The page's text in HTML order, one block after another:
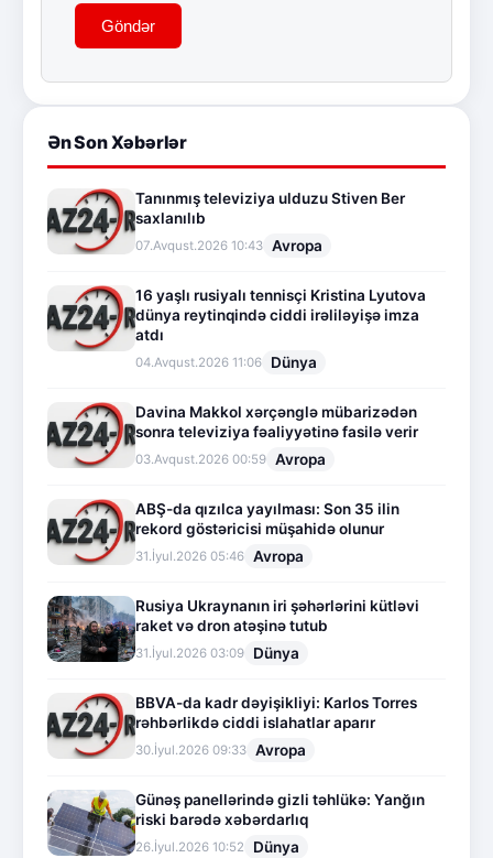
Göndər
Ən Son Xəbərlər
Tanınmış televiziya ulduzu Stiven Ber
saxlanılıb
07.Avqust.2026 10:43 Avropa
16 yaşlı rusiyalı tennisçi Kristina Lyutova
dünya reytinqində ciddi irəliləyişə imza
atdı
04.Avqust.2026 11:06 Dünya
Davina Makkol xərçənglə mübarizədən
sonra televiziya fəaliyyətinə fasilə verir
03.Avqust.2026 00:59 Avropa
ABŞ-da qızılca yayılması: Son 35 ilin
rekord göstəricisi müşahidə olunur
31.İyul.2026 05:46 Avropa
Rusiya Ukraynanın iri şəhərlərini kütləvi
raket və dron atəşinə tutub
31.İyul.2026 03:09 Dünya
BBVA-da kadr dəyişikliyi: Karlos Torres
rəhbərlikdə ciddi islahatlar aparır
30.İyul.2026 09:33 Avropa
Günəş panellərində gizli təhlükə: Yanğın
riski barədə xəbərdarlıq
26.İyul.2026 10:52 Dünya